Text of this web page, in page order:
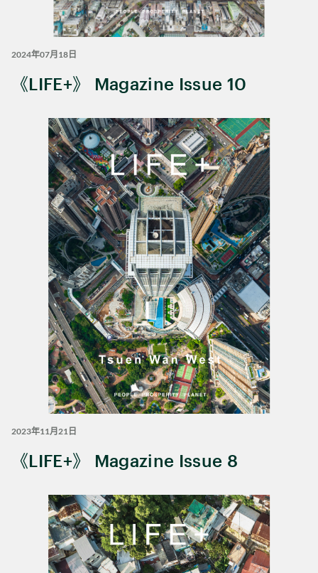
2024年07月18日
《LIFE+》 Magazine Issue 10
2023年11月21日
《LIFE+》 Magazine Issue 8